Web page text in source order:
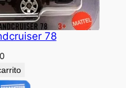
78